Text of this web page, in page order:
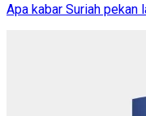
Apa kabar Suriah pekan